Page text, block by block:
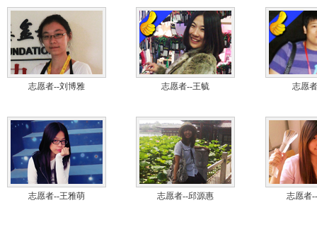
志愿者--刘博雅 志愿者--王毓 志愿
志愿者--王雅萌 志愿者--邱源惠 志愿者